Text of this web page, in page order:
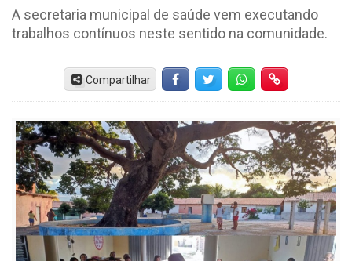
A secretaria municipal de saúde vem executando
trabalhos contínuos neste sentido na comunidade.
Compartilhar FacebookTwitter Whatsapp